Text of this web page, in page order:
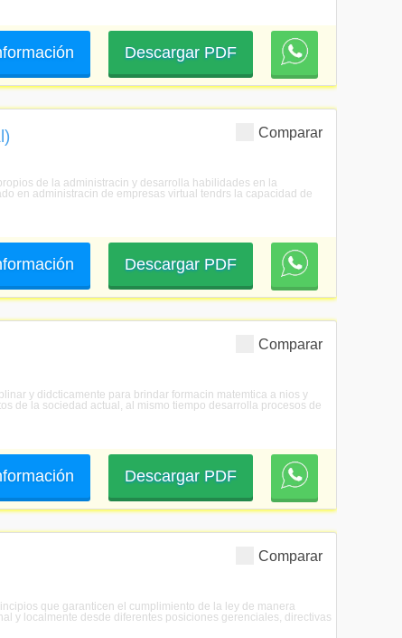
Descargar PDF
Comparar
de la administracin y desarrolla habilidades en la
en administracin de empresas virtual tendrs la capacidad de
Descargar PDF
Comparar
y didcticamente para brindar formacin matemtica a nios y
de la sociedad actual, al mismo tiempo desarrolla procesos de
Descargar PDF
Comparar
que garanticen el cumplimiento de la ley de manera
y localmente desde diferentes posiciones gerenciales, directivas